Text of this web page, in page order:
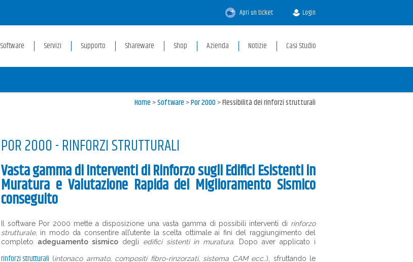
Apri un ticket Login
Software Servizi Supporto Shareware Shop Azienda Notizie Casi Studio
Home>Software>Por 2000>Flessibilità dei rinforzi strutturali
POR 2000 - RINFORZI STRUTTURALI
Vasta gamma di Interventi di Rinforzo sugli Edifici Esistenti in
Muratura e Valutazione Rapida del Miglioramento Sismico
conseguito
Il software Por 2000 mette a disposizione una vasta gamma di possibili interventi di rinforzo
strutturale, in modo da consentire all’utente la scelta ottimale ai fini del raggiungimento del
completo adeguamento sismicodegli edifici sistenti in muratura . Dopo aver applicato i
rinforzi strutturali (intonaco armato, compositi fibro-rinzorzati, sistema CAM ecc..), sfruttando le